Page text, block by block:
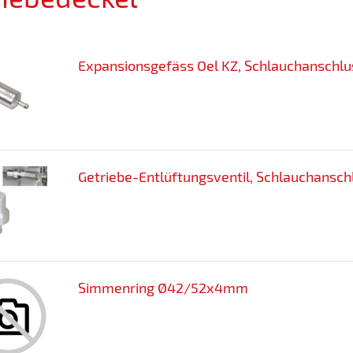
Expansionsgefäss Oel KZ,
Getriebe-Entlüftungsventil,
Simmenring Ø42/52x4mm